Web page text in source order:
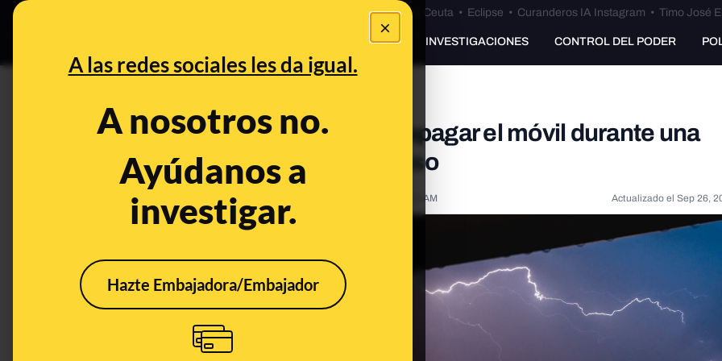
×
A las redes sociales les da igual.
A nosotros no.
Ayúdanos a
investigar.
Hazte Embajadora/Embajador
Especial Ceuta•Bulos Ceuta • Eclipse • Curanderos IA Instagram • Timo José
PREBUNKING INVESTIGACIONES CONTROL DEL PODER
Por qué no es cierto que haya que apagar el móvil durante una
tormenta porque pueda ser peligroso
Jan 22, 2021, 8:13:00 AM Actualizado el Sep 26,